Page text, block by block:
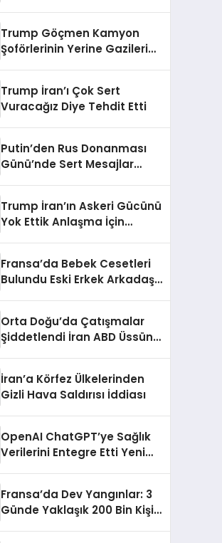
Trump Göçmen Kamyon
Şoförlerinin Yerine Gazileri
Trump İran’ı Çok Sert
Vuracağız Diye Tehdit Etti
Putin’den Rus Donanması
Günü’nde Sert Mesajlar
Trump İran’ın Askeri Gücünü
Yok Ettik Anlaşma İçin
Fransa’da Bebek Cesetleri
Bulundu Eski Erkek Arkadaşı
Orta Doğu’da Çatışmalar
Şiddetlendi İran ABD Üssünü
İran’a Körfez Ülkelerinden
Gizli Hava Saldırısı İddiası
OpenAI ChatGPT’ye Sağlık
Verilerini Entegre Etti Yeni
Fransa’da Dev Yangınlar: 3
Günde Yaklaşık 200 Bin Kişi